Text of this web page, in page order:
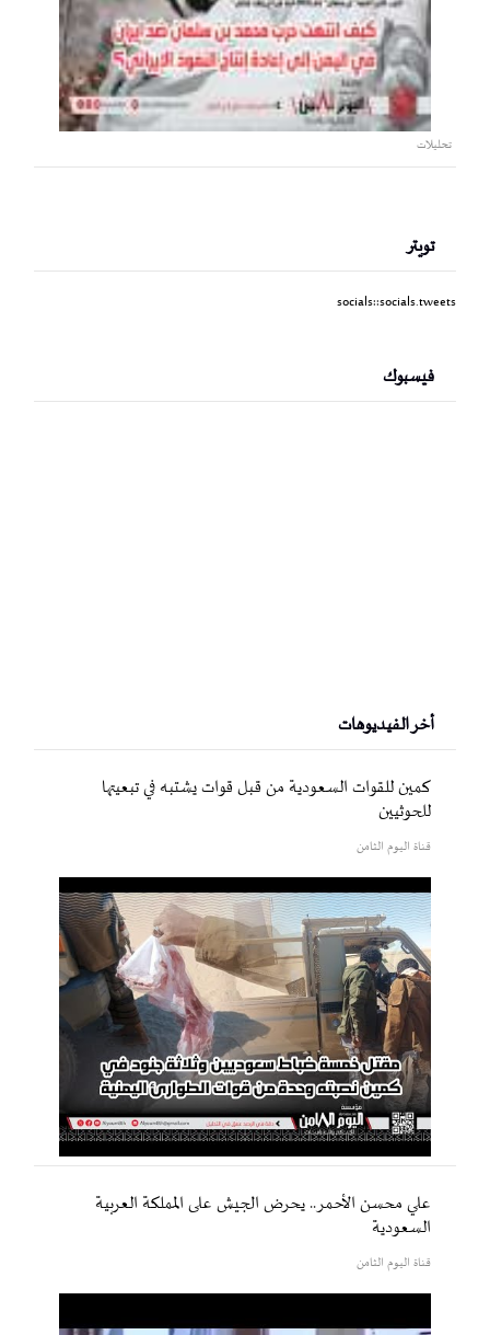
تحليلات
تويتر
socials::socials.tweets
فيسبوك
أخر الفيديوهات
كمين للقوات السعودية من قبل قوات يشتبه في تبعيتها
للحوثيين
قناة اليوم الثامن
علي محسن الأحمر.. يحرض الجيش على المملكة العربية
السعودية
قناة اليوم الثامن